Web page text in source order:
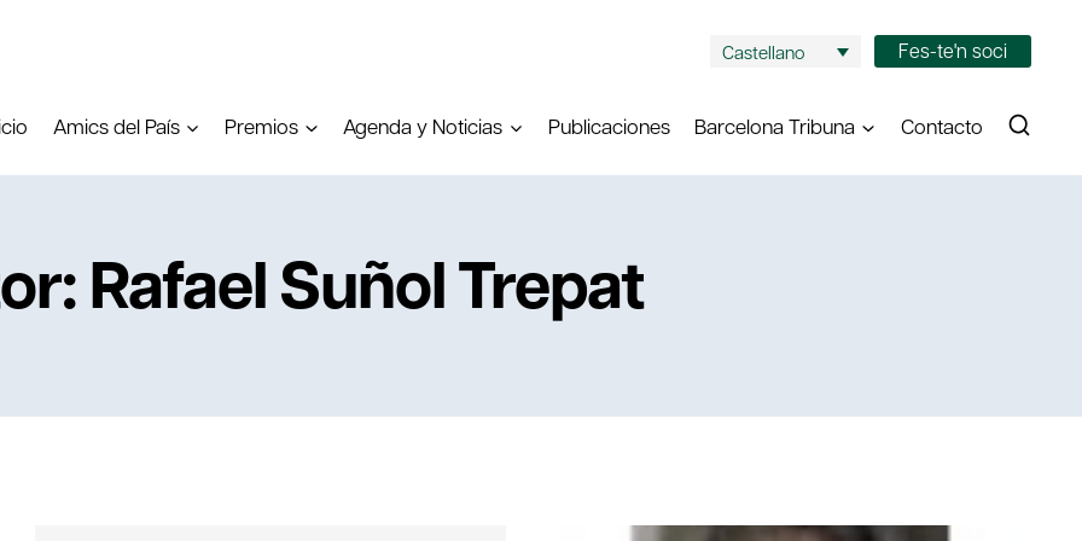
Castellano Fes-te'n soci
Amics del País Premios Agenda y Noticias Publicaciones Barcelona Tribuna Contacto
Rafael Suñol Trepat